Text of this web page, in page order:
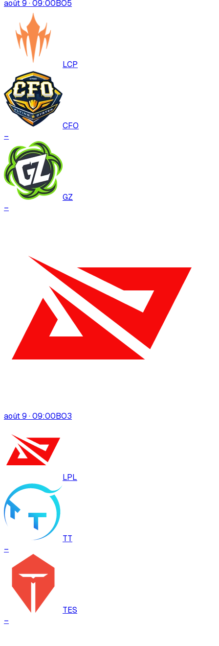
août 9 · 09:00BO5
LCP
CFO
–
GZ
–
août 9 · 09:00BO3
LPL
TT
–
TES
–